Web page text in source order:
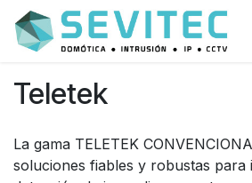
Ir al contenido
Teletek
La gama TELETEK
soluciones fiables y robustas para